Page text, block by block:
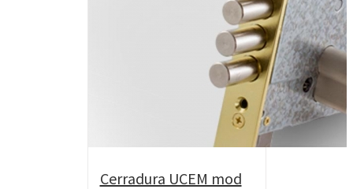
Cerradura UCEM mod